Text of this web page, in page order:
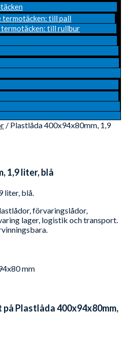
termotäcken: till pall
till rullbur
/ Plastlåda 400x94x80mm, 1,9
1,9 liter, blå
liter, blå.
förvaringslådor,
lager, logistik och transport.
mm
Plastlåda 400x94x80mm,